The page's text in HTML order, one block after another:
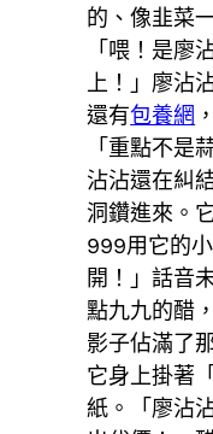
的、像韭菜
「喂！是
上！」廖沾
還有包養網
「重點不
沾沾還在糾
洞鑽進來。
999用它的
開！」話音
點九九的醋
影子佔滿了
它身上掛著
紙。「廖沾